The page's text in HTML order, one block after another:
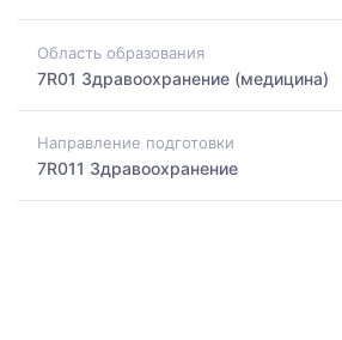
Область образования
7R01 Здравоохранение (медицина)
Направление подготовки
7R011 Здравоохранение